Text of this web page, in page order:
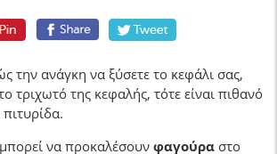
την ανάγκη να ξύσετε το κεφάλι σας,
τριχωτό της κεφαλής, τότε είναι πιθανό
να προκαλέσουν φαγούρα στο